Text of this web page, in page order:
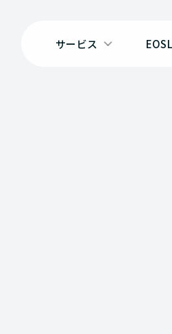
サービス